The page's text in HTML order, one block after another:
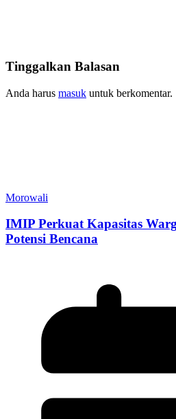
Tinggalkan Balasan
Anda harus masuk untuk berkomentar.
Morowali
IMIP Perkuat Kapasitas
Potensi Bencana